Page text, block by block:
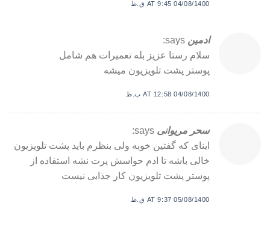
04/08/1400 AT 9:45 ق.ظ
ادمین says:
سلام رستا عزیز بله تعمیرات هم شامل
پوستر پشت تلویزیون میشه
04/08/1400 AT 12:58 ب.ظ
سحر مریوانی says:
اینای که گفتین خوبه ولی بنظرم باید پشت تلویزیون
خالی باشه تا ادم حواسش پرت نشه استفاده از
پوستر پشت تلویزیون کار جذابی نیست
05/08/1400 AT 9:37 ق.ظ